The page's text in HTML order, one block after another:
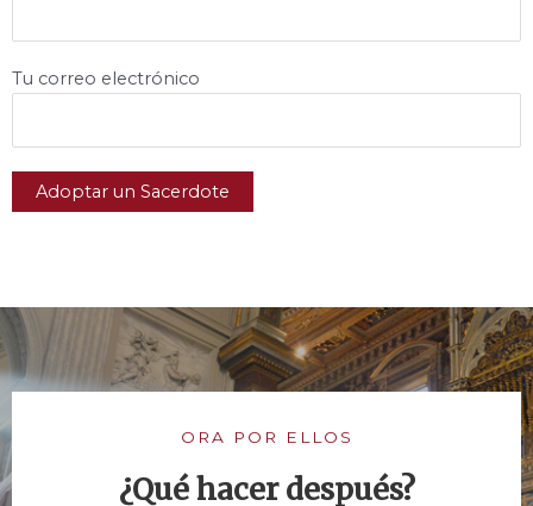
Tu correo electrónico
ORA POR ELLOS
¿Qué hacer después?